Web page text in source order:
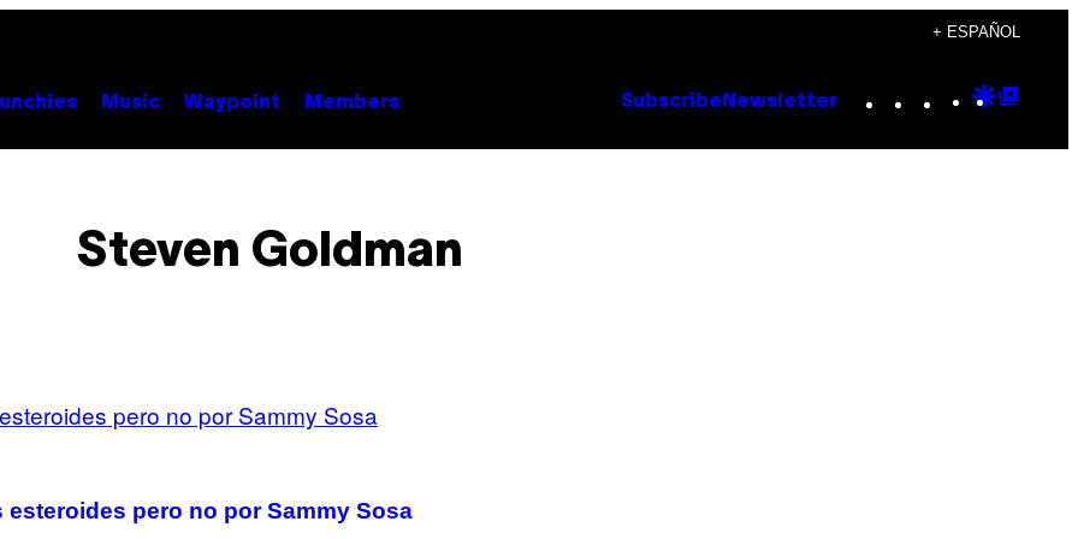
+ ESPAÑOL
Music Waypoint Members Subscribe Newsletter Instagram
TikTok
YouTube
Google
Steven Goldman
pero no por Sammy Sosa